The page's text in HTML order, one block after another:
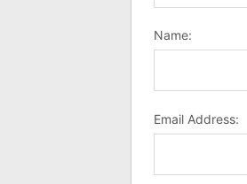
Name:
Email Address: